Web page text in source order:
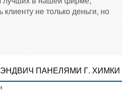
клиенту не только деньги, но
ПАНЕЛЯМИ Г. ХИМКИ